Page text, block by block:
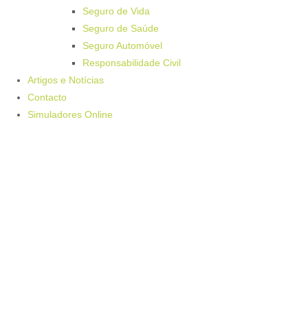
Seguro de Vida
Seguro de Saúde
Seguro Automóvel
Responsabilidade Civil
Artigos e Notícias
Contacto
Simuladores Online